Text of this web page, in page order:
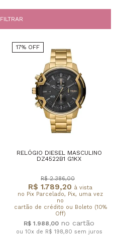
FILTRAR
17% OFF
RELÓGIO DIESEL MASCULINO
DZ4522B1 G1KX
R$ 1.789,20 à vista
no Pix Parcelado, Pix, uma vez
no
cartão de crédito ou Boleto (10%
Off)
R$ 2.386,00
R$ 1.988,00
ou 10x de R$ 198,80 sem juros